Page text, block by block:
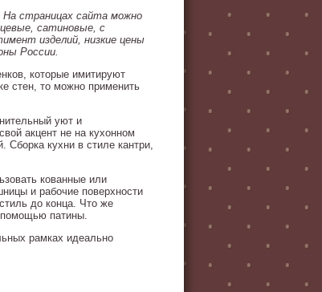
На страницах сайта можно
сатиновые, с
изделий, низкие цены
России.
которые имитируют
стен, то можно применить
уют и
акцент не на кухонном
кухни в стиле кантри,
кованные или
и рабочие поверхности
до конца. Что же
помощью патины.
рамках идеально